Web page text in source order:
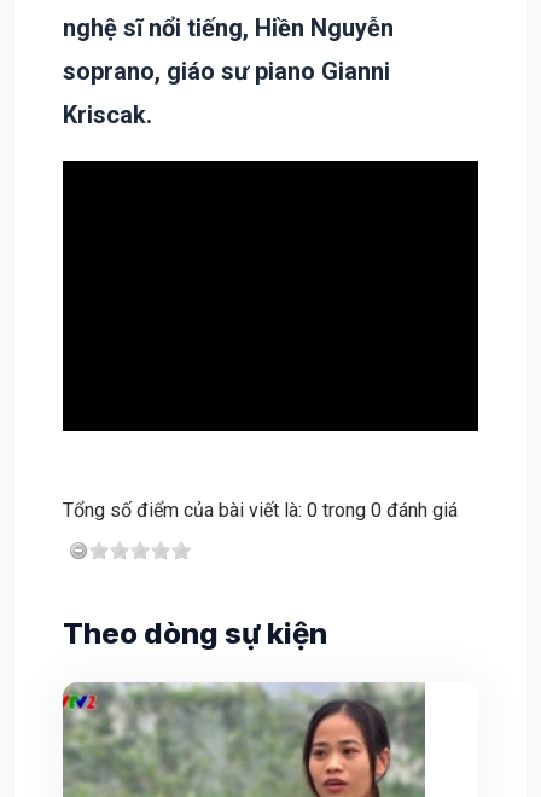
nghệ sĩ nổi tiếng, Hiền Nguyễn
soprano, giáo sư piano Gianni
Kriscak.
Tổng số điểm của bài viết là: 0 trong 0 đánh giá
Theo dòng sự kiện